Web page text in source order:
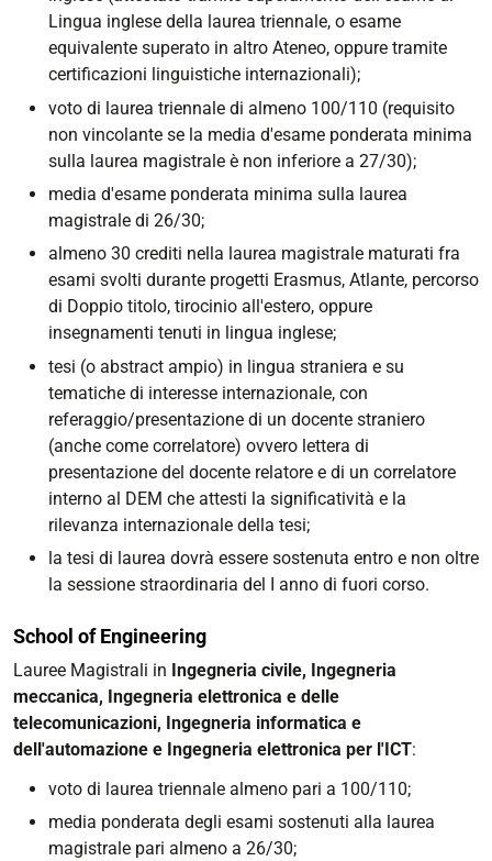
Lingua inglese della laurea triennale, o esame
equivalente superato in altro Ateneo, oppure tramite
certificazioni linguistiche internazionali);
voto di laurea triennale di almeno 100/110 (requisito
non vincolante se la media d'esame ponderata minima
sulla laurea magistrale è non inferiore a 27/30);
media d'esame ponderata minima sulla laurea
magistrale di 26/30;
almeno 30 crediti nella laurea magistrale maturati fra
esami svolti durante progetti Erasmus, Atlante, percorso
di Doppio titolo, tirocinio all'estero, oppure
insegnamenti tenuti in lingua inglese;
tesi (o abstract ampio) in lingua straniera e su
tematiche di interesse internazionale, con
referaggio/presentazione di un docente straniero
(anche come correlatore) ovvero lettera di
presentazione del docente relatore e di un correlatore
interno al DEM che attesti la significatività e la
rilevanza internazionale della tesi;
la tesi di laurea dovrà essere sostenuta entro e non oltre
la sessione straordinaria del I anno di fuori corso.
School of Engineering
Lauree Magistrali in Ingegneria civile, Ingegneria
meccanica, Ingegneria elettronica e delle
telecomunicazioni, Ingegneria informatica e
dell'automazione e Ingegneria elettronica per l'ICT:
voto di laurea triennale almeno pari a 100/110;
media ponderata degli esami sostenuti alla laurea
magistrale pari almeno a 26/30;